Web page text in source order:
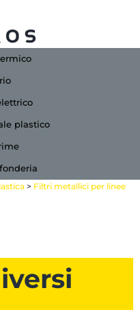
plastico
> Filtri metallici per linee